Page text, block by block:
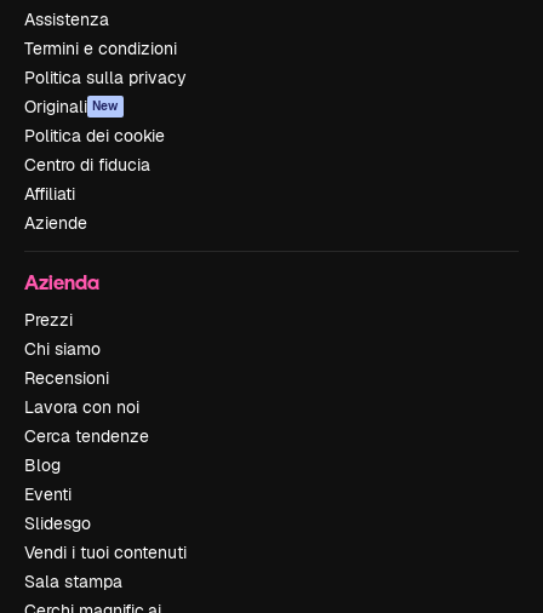
Assistenza
Termini e condizioni
Politica sulla privacy
Originali New
Politica dei cookie
Centro di fiducia
Affiliati
Aziende
Azienda
Prezzi
Chi siamo
Recensioni
Lavora con noi
Cerca tendenze
Blog
Eventi
Slidesgo
Vendi i tuoi contenuti
Sala stampa